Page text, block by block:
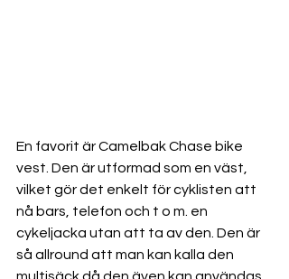
En favorit är Camelbak Chase bike
vest. Den är utformad som en väst,
vilket gör det enkelt för cyklisten att
nå bars, telefon och t o m. en
cykeljacka utan att ta av den. Den är
så allround att man kan kalla den